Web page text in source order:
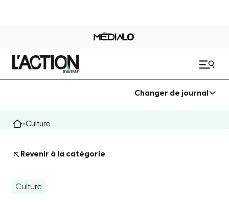
Changer de journal
Culture
Revenir à la catégorie
Culture